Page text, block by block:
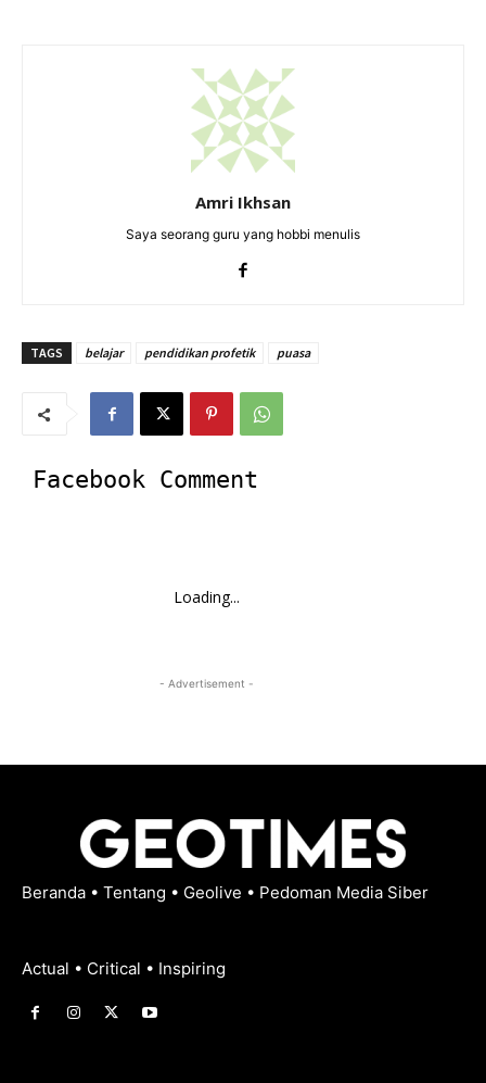
Amri Ikhsan
Saya seorang guru yang hobbi menulis
TAGS belajar pendidikan profetik puasa
Facebook Comment
Loading...
- Advertisement -
Beranda • Tentang • Geolive • Pedoman Media Siber
Actual • Critical • Inspiring